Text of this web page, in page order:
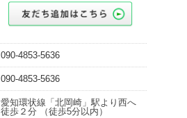
090-4853-5636
090-4853-5636
愛知環状線「北岡崎」駅より西へ
徒歩２分 （徒歩5分以内）